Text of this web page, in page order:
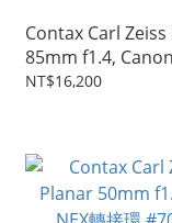
Contax Carl
85mm f1.4, Canon
#72063
NT$16,200